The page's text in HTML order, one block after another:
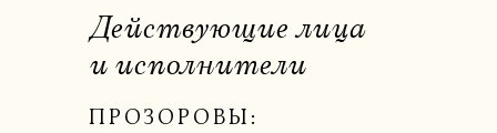
Действующие лица
и исполнители
ПРОЗОРОВЫ: